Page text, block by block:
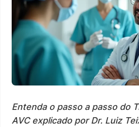
Entenda o passo a passo do
AVC explicado por Dr. Luiz